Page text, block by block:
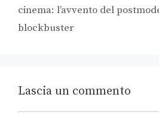
cinema: l’avvento del
blockbuster
Lascia un commento